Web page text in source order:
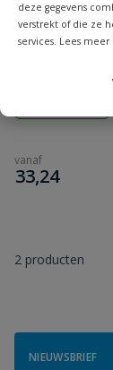
deze gegevens
verstrekt of die ze
services. Lees meer
Promat
Inductief
een pijp bij een
vanaf
€
33,24
2 producten
NIEUWSBRIEF